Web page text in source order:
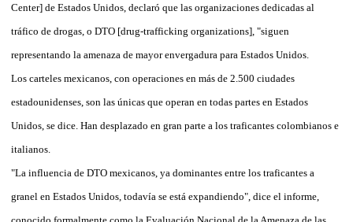
Center] de Estados Unidos, declaró que las organizaciones dedicadas al
tráfico de drogas, o DTO [drug-trafficking organizations], "siguen
representando la amenaza de mayor envergadura para Estados Unidos.
Los carteles mexicanos, con operaciones en más de 2.500 ciudades
estadounidenses, son las únicas que operan en todas partes en Estados
Unidos, se dice. Han desplazado en gran parte a los traficantes colombianos e
italianos.
"La influencia de DTO mexicanos, ya dominantes entre los traficantes a
granel en Estados Unidos, todavía se está expandiendo", dice el informe,